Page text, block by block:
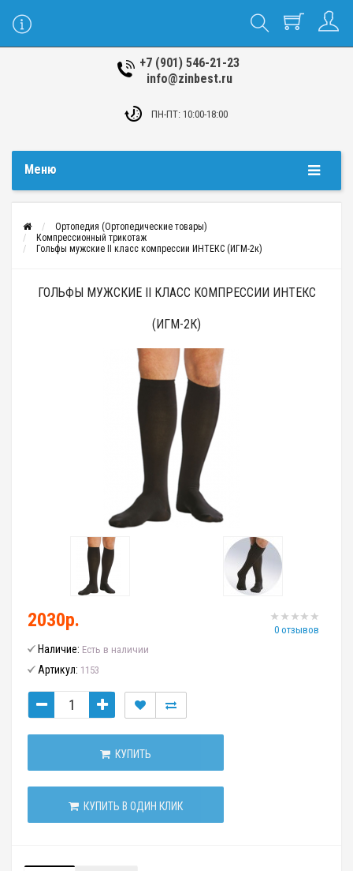
+7 (901) 546-21-23
info@zinbest.ru
ПН-ПТ: 10:00-18:00
Меню
Ортопедия (Ортопедические товары)
Компрессионный трикотаж
Гольфы мужские II класс компрессии ИНТЕКС (ИГМ-2к)
ГОЛЬФЫ МУЖСКИЕ II КЛАСС КОМПРЕССИИ ИНТЕКС
(ИГМ-2К)
0 отзывов
2030р.
Наличие: Есть в наличии
Артикул: 1153
КУПИТЬ
КУПИТЬ В ОДИН КЛИК